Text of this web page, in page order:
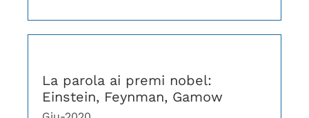
La parola ai premi nobel:
Einstein, Feynman, Gamow